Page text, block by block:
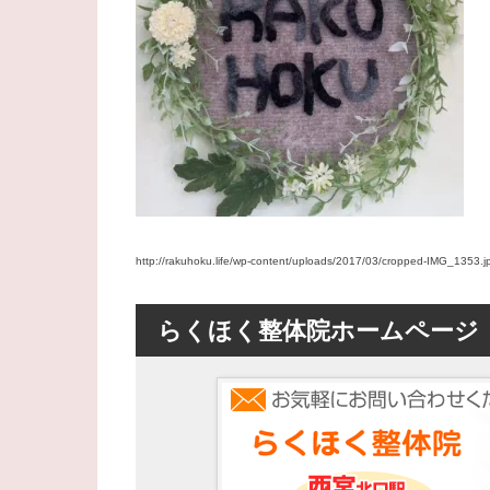
http://rakuhoku.life/wp-content/uploads/2017/03/cropped-
らくほく整体院ホームページ